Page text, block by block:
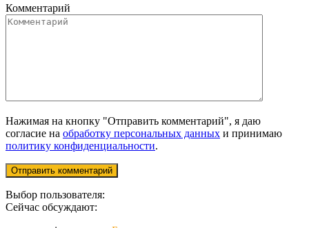
Комментарий
Нажимая на кнопку "Отправить комментарий", я даю
согласие на обработку персональных данных и принимаю
политику конфиденциальности.
Выбор пользователя:
Сейчас обсуждают: